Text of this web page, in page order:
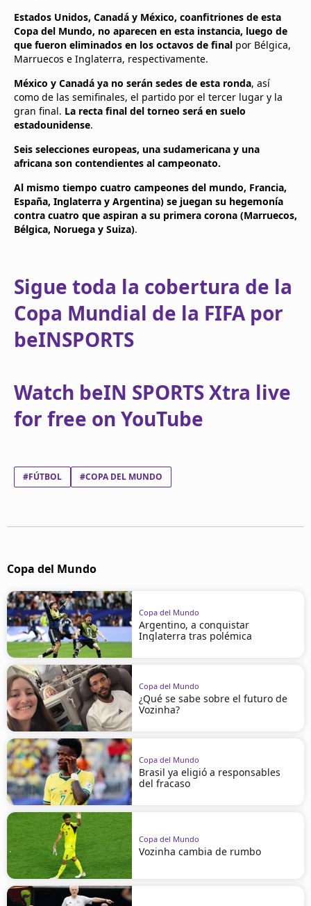
Estados Unidos, Canadá y México, coanfitriones de esta
Copa del Mundo, no aparecen en esta instancia, luego de
que fueron eliminados en los octavos de final por Bélgica,
Marruecos e Inglaterra, respectivamente.
México y Canadá ya no serán sedes de esta ronda, así
como de las semifinales, el partido por el tercer lugar y la
gran final. La recta final del torneo será en suelo
estadounidense.
Seis selecciones europeas, una sudamericana y una
africana son contendientes al campeonato.
Al mismo tiempo cuatro campeones del mundo, Francia,
España, Inglaterra y Argentina) se juegan su hegemonía
contra cuatro que aspiran a su primera corona (Marruecos,
Bélgica, Noruega y Suiza).
Sigue toda la cobertura de la
Copa Mundial de la FIFA por
beINSPORTS
Watch beIN SPORTS Xtra live
for free on YouTube
#FÚTBOL #COPA DEL MUNDO
Copa del Mundo
Copa del Mundo
Argentino, a conquistar
Inglaterra tras polémica
Copa del Mundo
¿Qué se sabe sobre el futuro de
Vozinha?
Copa del Mundo
Brasil ya eligió a responsables
del fracaso
Copa del Mundo
Vozinha cambia de rumbo